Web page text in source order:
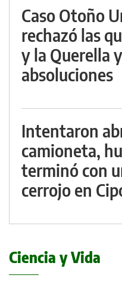
Caso Otoño
rechazó las
y la Querella
absoluciones
Intentaron
camioneta,
terminó con
cerrojo en
Ciencia y Vida